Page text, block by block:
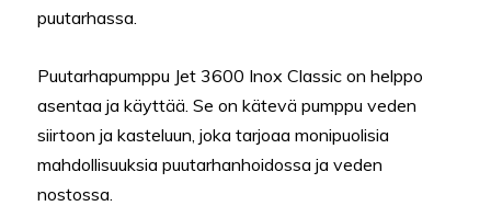
puutarhassa.
Puutarhapumppu Jet 3600 Inox Classic on helppo
asentaa ja käyttää. Se on kätevä pumppu veden
siirtoon ja kasteluun, joka tarjoaa monipuolisia
mahdollisuuksia puutarhanhoidossa ja veden
nostossa.